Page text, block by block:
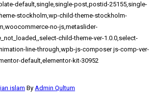
default,single,single-post,postid-25155,single-
stockholm,wp-child-theme-stockholm-
no-js,metaslider-
child-theme-ver-1.0.0,select-
line-through,wpb-js-composer js-comp-ver-
default,elementor-kit-30952
islam By Admin Qultum